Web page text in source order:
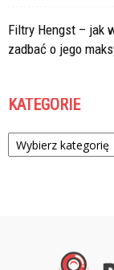
Filtry Hengst – jak
zadbać o jego
KATEGORIE
Kategorie